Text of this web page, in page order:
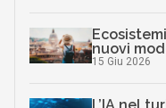
nuovi
15 Giu 2026